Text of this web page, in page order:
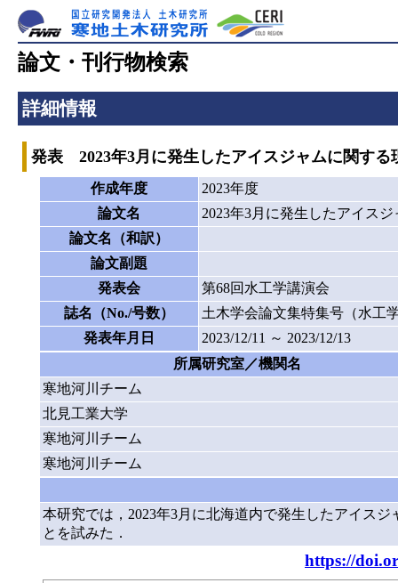
論文・刊行物検索
詳細情報
発表 2023年3月に発生したアイスジャムに関する
作成年度
2023年度
論文名
2023年3月に発生したアイス
論文名（和訳）
論文副題
発表会
第68回水工学講演会
誌名（No./号数）
土木学会論文集特集号（水工
発表年月日
2023/12/11 ～ 2023/12/13
所属研究室／機関名
寒地河川チーム
北見工業大学
寒地河川チーム
寒地河川チーム
本研究では，2023年3月に北海道内で発生したアイス
とを試みた．
https://